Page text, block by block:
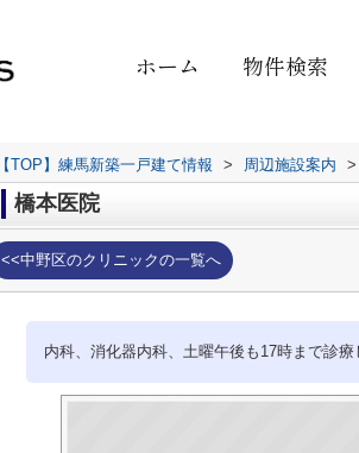
ホーム 物件検索
【TOP】練馬新築一戸建て情報 > 周辺施設案内 >
橋本医院
<<中野区のクリニックの一覧へ
内科、消化器内科、土曜午後も17時まで診療